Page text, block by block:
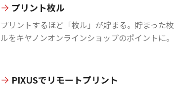
プリント枚ル
プリントするほど「枚ル」が貯まる。貯まった枚
ルをキヤノンオンラインショップのポイントに。
PIXUSでリモートプリント